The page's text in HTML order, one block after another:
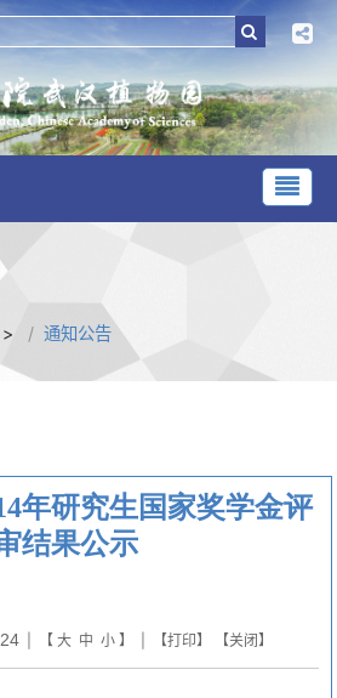
> 通知公告
年研究生国家奖学金评
结果公示
| 【 大 中 小】 | 【打印】 【关闭】